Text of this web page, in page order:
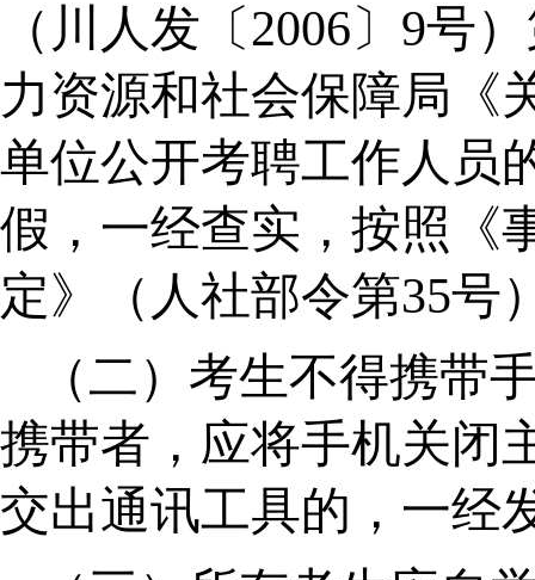
（川人发〔2006〕9号
力资源和社会保障局《
单位公开考聘工作人员
假，一经查实，按照《
定》（人社部令第35号
（二）考生不得携带
携带者，应将手机关闭
交出通讯工具的，一经